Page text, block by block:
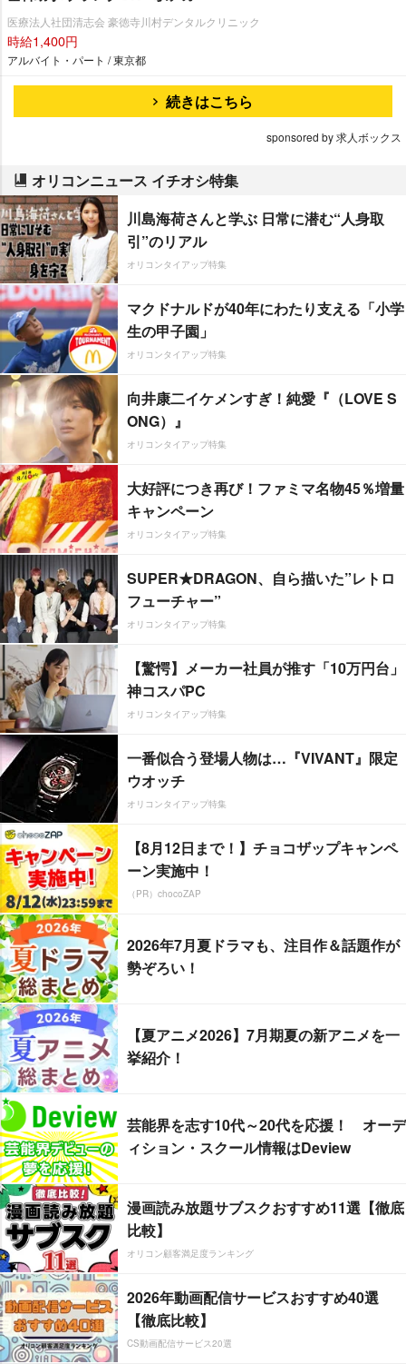
医療法人社団清志会 豪徳寺川村デンタルクリニック
時給1,400円
アルバイト・パート / 東京都
続きはこちら
sponsored by 求人ボックス
オリコンニュース イチオシ特集
川島海荷さんと学ぶ 日常に潜む“人身取
引”のリアル
オリコンタイアップ特集
マクドナルドが40年にわたり支える「小学
生の甲子園」
オリコンタイアップ特集
向井康二イケメンすぎ！純愛『（LOVE S
ONG）』
オリコンタイアップ特集
大好評につき再び！ファミマ名物45％増量
キャンペーン
オリコンタイアップ特集
SUPER★DRAGON、自ら描いた”レトロ
フューチャー”
オリコンタイアップ特集
【驚愕】メーカー社員が推す「10万円台」
神コスパPC
オリコンタイアップ特集
一番似合う登場人物は…『VIVANT』限定
ウオッチ
オリコンタイアップ特集
【8月12日まで！】チョコザップキャンペ
ーン実施中！
（PR）chocoZAP
2026年7月夏ドラマも、注目作＆話題作が
勢ぞろい！
【夏アニメ2026】7月期夏の新アニメを一
挙紹介！
芸能界を志す10代～20代を応援！ オーデ
ィション・スクール情報はDeview
漫画読み放題サブスクおすすめ11選【徹底
比較】
オリコン顧客満足度ランキング
2026年動画配信サービスおすすめ40選
【徹底比較】
CS動画配信サービス20選